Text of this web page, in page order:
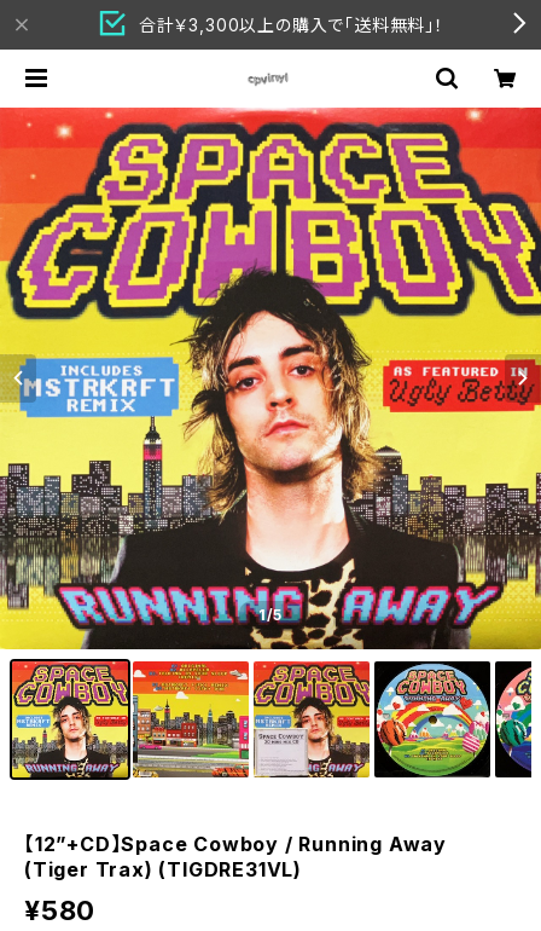
合計￥3,300以上の購入で「送料無料」！
1/5
【12”+CD】Space Cowboy / Running Away
(Tiger Trax) (TIGDRE31VL)
¥580